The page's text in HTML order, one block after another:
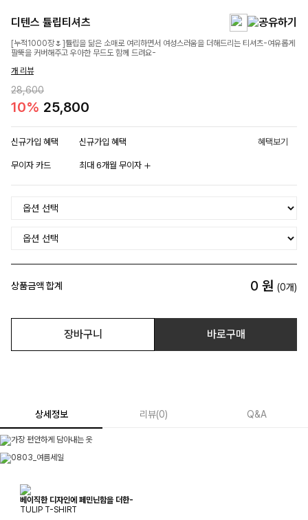
디텐스 튤립티셔츠
[누적1000장🌷]튤립을 닮은 소매로 여리하면서 여성스러움을 더해드리는 티셔츠-여유롭게
팔뚝을 커버해주고 우아한 무드도 함께 드려요-
개 리뷰
28,600
10% 25,800
신규가입 혜택 신규가입 혜택 혜택보기
무이자 카드 최대 6개월 무이자
상품금액 합계 0 원 (0개)
장바구니 바로구매
상세정보 리뷰(0) Q&A
베이직한 디자인에 페민닌함을 더한-
TULIP T-SHIRT